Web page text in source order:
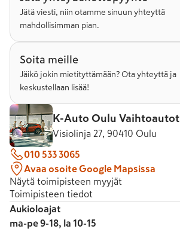
Jätä viesti, niin otamme sinuun yhteyttä
mahdollisimman pian.
Soita meille
Jäikö jokin mietityttämään? Ota yhteyttä ja
keskustellaan lisää!
K-Auto Oulu Vaihtoautot
Visiolinja 27, 90410 Oulu
010 533 3065
Avaa osoite Google Mapsissa
Näytä toimipisteen myyjät
Toimipisteen tiedot
Aukioloajat
ma-pe 9-18, la 10-15